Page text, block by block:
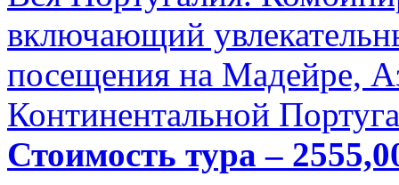
включающий
посещения на Мадейре,
Континентальной
Стоимость тура –